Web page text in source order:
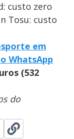
custo zero
Tosu: custo
em
WhatsApp
(532
do